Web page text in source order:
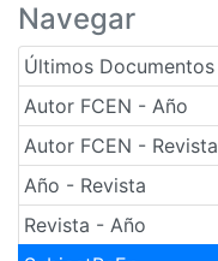
Navegar
Últimos Documentos
Autor FCEN - Año
Autor FCEN - Revista
Año - Revista
Revista - Año